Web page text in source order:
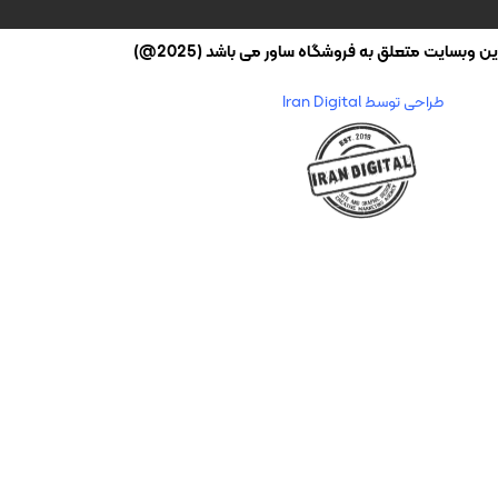
متعلق به فروشگاه ساور می باشد (2025@)
طراحی توسط Iran Digital